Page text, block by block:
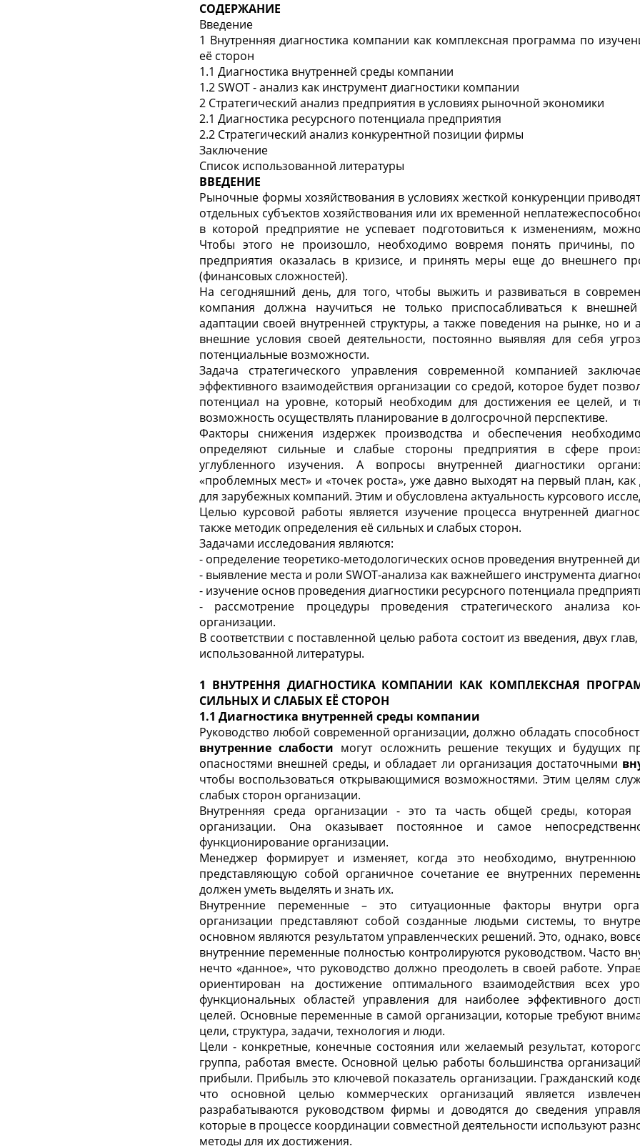
СОДЕРЖАНИЕ
Введение
1 Внутренняя диагностика компании как комплексная программа по
её сторон
1.1 Диагностика внутренней среды компании
1.2 SWOT - анализ как инструмент диагностики компании
2 Стратегический анализ предприятия в условиях рыночной экономики
2.1 Диагностика ресурсного потенциала предприятия
2.2 Стратегический анализ конкурентной позиции фирмы
Заключение
Список использованной литературы
ВВЕДЕНИЕ
Рыночные формы хозяйствования в условиях жесткой конкуренции приводят
отдельных субъектов хозяйствования или их временной
в которой предприятие не успевает подготовиться к изменениям,
Чтобы этого не произошло, необходимо вовремя понять причины, по
предприятия оказалась в кризисе, и принять меры еще до внешнего
(финансовых сложностей).
На сегодняшний день, для того, чтобы выжить и развиваться в
компания должна научиться не только приспосабливаться к
адаптации своей внутренней структуры, а также поведения на рынке, но и
внешние условия своей деятельности, постоянно выявляя для себя
потенциальные возможности.
Задача стратегического управления современной компанией
эффективного взаимодействия организации со средой, которое будет
потенциал на уровне, который необходим для достижения ее целей, и
возможность осуществлять планирование в долгосрочной перспективе.
Факторы снижения издержек производства и обеспечения
определяют сильные и слабые стороны предприятия в сфере
углубленного изучения. А вопросы внутренней диагностики
«проблемных мест» и «точек роста», уже давно выходят на первый план, как
для зарубежных компаний. Этим и обусловлена актуальность курсового
Целью курсовой работы является изучение процесса внутренней
также методик определения её сильных и слабых сторон.
Задачами исследования являются:
- определение теоретико-методологических основ проведения внутренней
- выявление места и роли SWOT-анализа как важнейшего инструмента
- изучение основ проведения диагностики ресурсного потенциала
- рассмотрение процедуры проведения стратегического анализа
организации.
В соответствии с поставленной целью работа состоит из введения, двух
использованной литературы.
1 ВНУТРЕННЯ ДИАГНОСТИКА КОМПАНИИ КАК КОМПЛЕКСНАЯ
СИЛЬНЫХ И СЛАБЫХ ЕЁ СТОРОН
1.1 Диагностика внутренней среды компании
Руководство любой современной организации, должно обладать
внутренние слабости могут осложнить решение текущих и будущих
опасностями внешней среды, и обладает ли организация достаточными
чтобы воспользоваться открывающимися возможностями. Этим целям
слабых сторон организации.
Внутренняя среда организации - это та часть общей среды, которая
организации. Она оказывает постоянное и самое
функционирование организации.
Менеджер формирует и изменяет, когда это необходимо, внутреннюю
представляющую собой органичное сочетание ее внутренних
должен уметь выделять и знать их.
Внутренние переменные – это ситуационные факторы внутри
организации представляют собой созданные людьми системы, то
основном являются результатом управленческих решений. Это, однако,
внутренние переменные полностью контролируются руководством. Часто
нечто «данное», что руководство должно преодолеть в своей работе.
ориентирован на достижение оптимального взаимодействия всех
функциональных областей управления для наиболее эффективного
целей. Основные переменные в самой организации, которые требуют
цели, структура, задачи, технология и люди.
Цели - конкретные, конечные состояния или желаемый результат,
группа, работая вместе. Основной целью работы большинства
прибыли. Прибыль это ключевой показатель организации. Гражданский
что основной целью коммерческих организаций является
разрабатываются руководством фирмы и доводятся до сведения
которые в процессе координации совместной деятельности используют
методы для их достижения.